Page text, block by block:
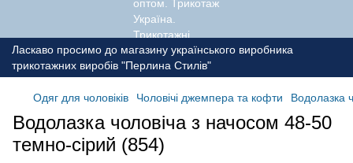
Ласкаво просимо до магазину українського виробника
трикотажних виробів "Перлина Стилів"
Одяг для чоловіків Чоловічі джемпера та кофти Водолазка
Водолазка чоловіча з начосом 48-50
темно-сірий (854)